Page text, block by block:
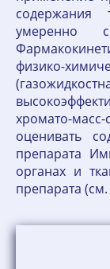
содержания
умеренно
физико-
хромато-
оценивать
препарата
органах и
препарата (см.